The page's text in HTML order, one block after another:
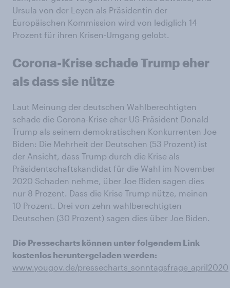
Ursula von der Leyen als Präsidentin der
Europäischen Kommission wird von lediglich 14
Prozent für ihren Krisen-Umgang gelobt.
Corona-Krise schade Trump eher
als dass sie nütze
Laut Meinung der deutschen Wahlberechtigten
schade die Corona-Krise eher US-Präsident Donald
Trump als seinem demokratischen Konkurrenten Joe
Biden: Die Mehrheit der Deutschen (53 Prozent) ist
der Ansicht, dass Trump durch die Krise als
Präsidentschaftskandidat für die Wahl im November
2020 Schaden nehme, über Joe Biden sagen dies
nur 8 Prozent. Dass die Krise Trump nütze, meinen
10 Prozent. Drei von zehn wahlberechtigten
Deutschen (30 Prozent) sagen dies über Joe Biden.
Die Pressecharts können unter folgendem Link
kostenlos heruntergeladen werden:
www.yougov.de/pressecharts_sonntagsfrage_april2020